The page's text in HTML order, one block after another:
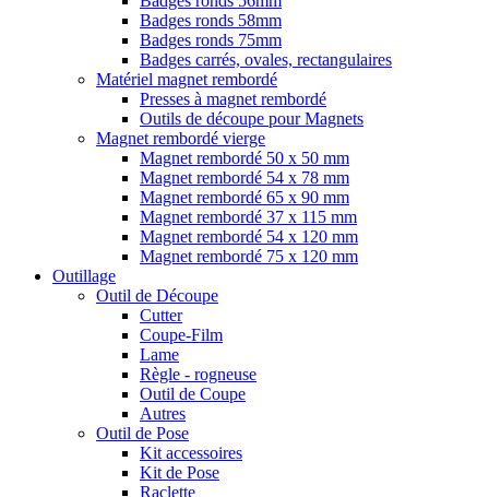
Badges ronds 58mm
Badges ronds 75mm
Badges carrés, ovales, rectangulaires
Matériel magnet rembordé
Presses à magnet rembordé
Outils de découpe pour Magnets
Magnet rembordé vierge
Magnet rembordé 50 x 50 mm
Magnet rembordé 54 x 78 mm
Magnet rembordé 65 x 90 mm
Magnet rembordé 37 x 115 mm
Magnet rembordé 54 x 120 mm
Magnet rembordé 75 x 120 mm
Outillage
Outil de Découpe
Cutter
Coupe-Film
Lame
Règle - rogneuse
Outil de Coupe
Autres
Outil de Pose
Kit accessoires
Kit de Pose
Raclette